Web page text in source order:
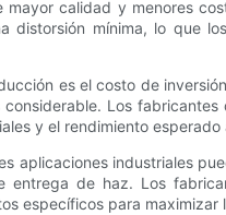
calidad y menores
mínima, lo que
es el costo de
Los
y el rendimiento
aplicaciones industriales
de haz. Los
específicos para